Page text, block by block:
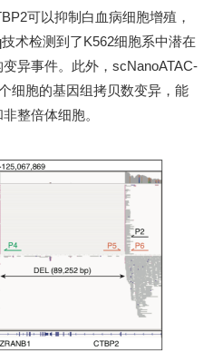
可以抑制白血病细胞增殖，
术检测到了K562细胞系中潜在
异事件。此外，scNanoATAC-
细胞的基因组拷贝数变异，能
整倍体细胞。